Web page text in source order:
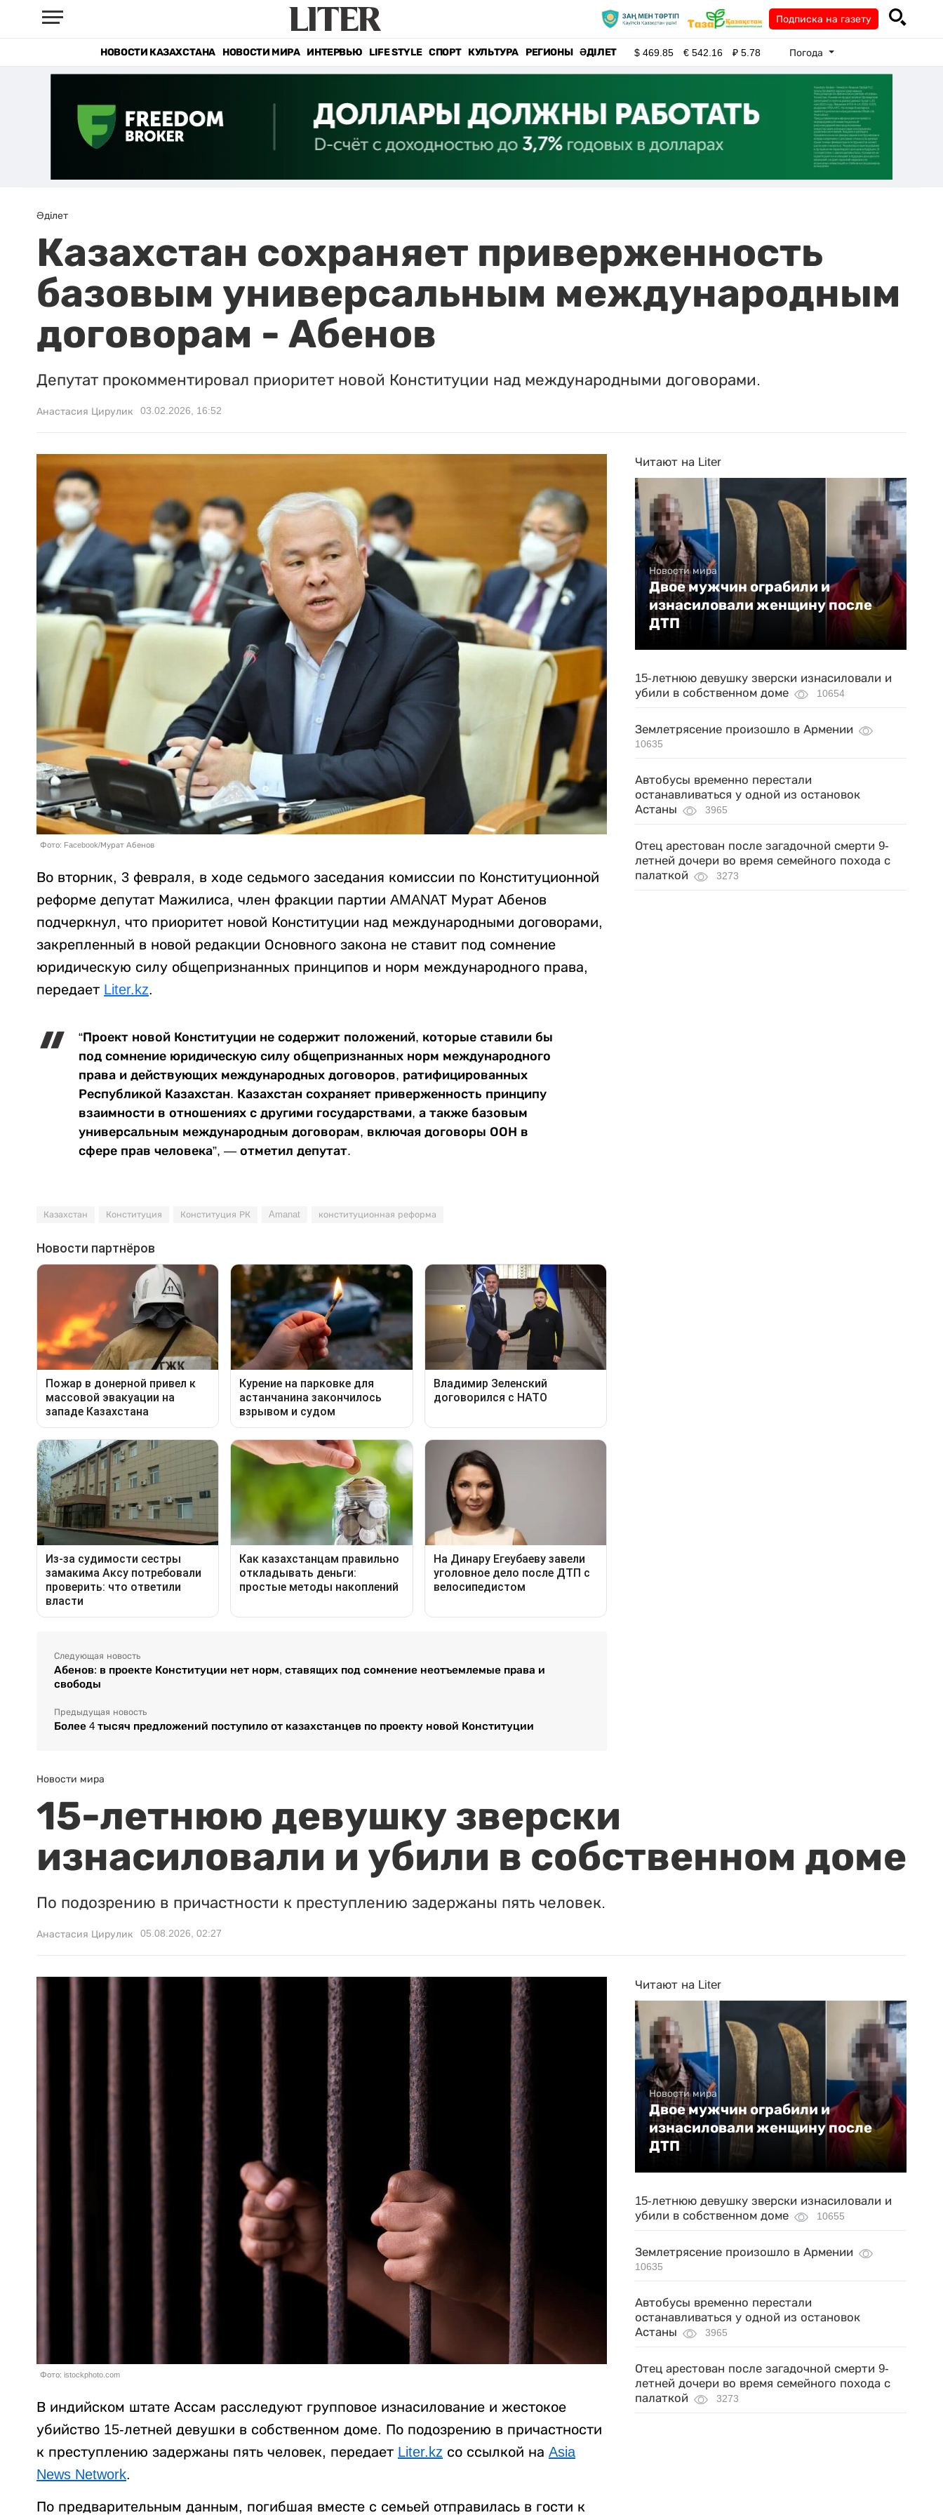
Подписка на газету
НОВОСТИ КАЗАХСТАНА НОВОСТИ МИРА ИНТЕРВЬЮ LIFE STYLE СПОРТ КУЛЬТУРА РЕГИОНЫ ӘДІЛЕТ $469.85 €542.16 ₽5.78 Погода
Әділет
Казахстан сохраняет приверженность
базовым универсальным международным
договорам - Абенов
Депутат прокомментировал приоритет новой Конституции над международными договорами.
Анастасия Цирулик 03.02.2026, 16:52
Фото: Facebook/Мурат Абенов
Во вторник, 3 февраля, в ходе седьмого заседания комиссии по Конституционной
реформе депутат Мажилиса, член фракции партии AMANAT Мурат Абенов
подчеркнул, что приоритет новой Конституции над международными договорами,
закрепленный в новой редакции Основного закона не ставит под сомнение
юридическую силу общепризнанных принципов и норм международного права,
передает Liter.kz.
“Проект новой Конституции не содержит положений, которые ставили бы
под сомнение юридическую силу общепризнанных норм международного
права и действующих международных договоров, ратифицированных
Республикой Казахстан. Казахстан сохраняет приверженность принципу
взаимности в отношениях с другими государствами, а также базовым
универсальным международным договорам, включая договоры ООН в
сфере прав человека”, — отметил депутат.
Казахстан Конституция Конституция РК Amanat конституционная реформа
Следующая новость
Абенов: в проекте Конституции нет норм, ставящих под сомнение неотъемлемые права и
свободы
Предыдущая новость
Более 4 тысяч предложений поступило от казахстанцев по проекту новой Конституции
Читают на Liter
Новости мира
Двое мужчин ограбили и
изнасиловали женщину после
ДТП
15-летнюю девушку зверски изнасиловали и
убили в собственном доме
10654
Землетрясение произошло в Армении
10635
Автобусы временно перестали
останавливаться у одной из остановок
Астаны
3965
Отец арестован после загадочной смерти 9-
летней дочери во время семейного похода с
палаткой
3273
Новости мира
15-летнюю девушку зверски
изнасиловали и убили в собственном доме
По подозрению в причастности к преступлению задержаны пять человек.
Анастасия Цирулик 05.08.2026, 02:27
Фото: istockphoto.com
В индийском штате Ассам расследуют групповое изнасилование и жестокое
убийство 15-летней девушки в собственном доме. По подозрению в причастности
к преступлению задержаны пять человек, передает Liter.kz со ссылкой на Asia
News Network.
По предварительным данным, погибшая вместе с семьей отправилась в гости к
Читают на Liter
Новости мира
Двое мужчин ограбили и
изнасиловали женщину после
ДТП
15-летнюю девушку зверски изнасиловали и
убили в собственном доме
10655
Землетрясение произошло в Армении
10635
Автобусы временно перестали
останавливаться у одной из остановок
Астаны
3965
Отец арестован после загадочной смерти 9-
летней дочери во время семейного похода с
палаткой
3273